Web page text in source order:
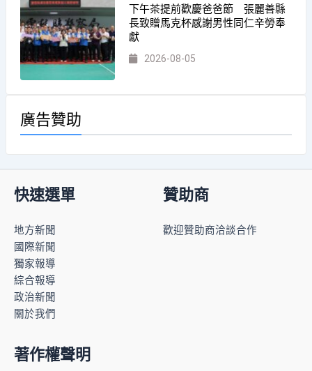
下午茶提前歡慶爸爸節 張麗善縣
長致贈馬克杯感謝男性同仁辛勞奉
獻
2026-08-05
廣告贊助
快速選單
地方新聞
國際新聞
獨家報導
綜合報導
政治新聞
關於我們
贊助商
歡迎贊助商洽談合作
著作權聲明